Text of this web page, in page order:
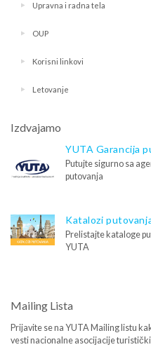
Upravna i radna tela
OUP
Korisni linkovi
Letovanje
Izdvajamo
YUTA Garancija
Putujte sigurno sa
putovanja
Katalozi
Prelistajte kataloge
YUTA
Mailing Lista
Prijavite se na YUTA Mailing listu
vesti nacionalne asocijacije